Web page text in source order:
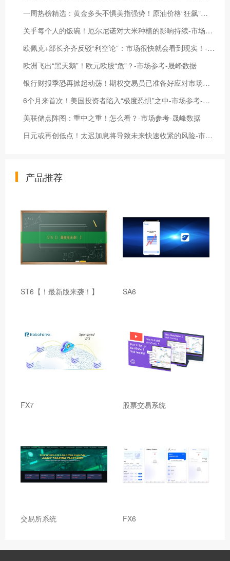
一周热榜精选：黄金多头不惧美指强势！原油价格“狂飙”后劲如何？-市场参考-晟峰科技数据
关乎每个人的饭碗！厄尔尼诺对大米种植的影响持续-市场参考-晟峰科技数据
欧佩克+部长齐齐反驳“利空论”：市场很快就会看到现实！-市场参考-晟峰数据
欧洲飞出“黑天鹅”！欧元欧股“危”？-市场参考-晟峰数据
银行财报季恐再掀起动荡！期权交易员已准备好应对市场巨震-市场参考-晟峰科技数据
6个月来首次！美国投资者陷入“极度恐惧”之中-市场参考-晟峰科技数据
美联储点阵图：重中之重！怎么看？-市场参考-晟峰数据
日元或再创低点！太迟加息将导致未来快速收紧的风险-市场参考-晟峰科技数据
产品推荐
ST6【！最新版来袭！】 SA6
FX7 股票交易系统
交易所系统 FX6